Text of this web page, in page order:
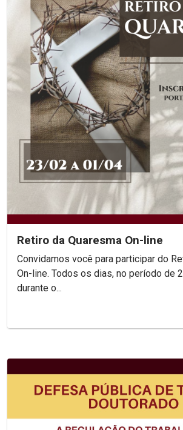
Retiro da Quaresma On-line
Convidamos você para participar do
On-line. Todos os dias, no período de
durante o...